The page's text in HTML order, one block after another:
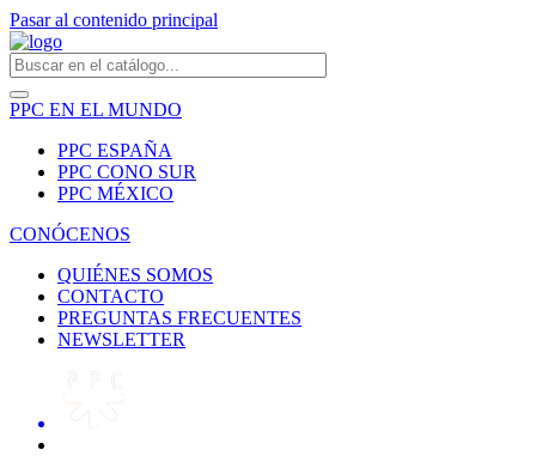
Pasar al contenido principal
PPC EN EL MUNDO
PPC ESPAÑA
PPC CONO SUR
PPC MÉXICO
CONÓCENOS
QUIÉNES SOMOS
CONTACTO
PREGUNTAS FRECUENTES
NEWSLETTER